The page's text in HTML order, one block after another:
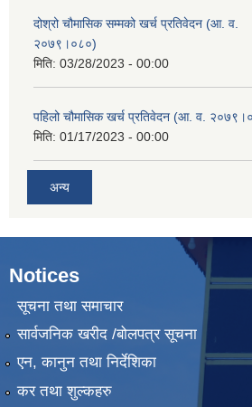
दोश्रो चौमासिक सम्मको खर्च प्रतिवेदन (आ. व.
२०७९।०८०)
मिति: 03/28/2023 - 00:00
पहिलो चौमासिक खर्च प्रतिवेदन (आ. व.
मिति: 01/17/2023 - 00:00
अन्य
Notices
सूचना तथा समाचार
सार्वजनिक खरीद /बोलपत्र सूचना
एन, कानुन तथा निर्देशिका
कर तथा शुल्कहरु